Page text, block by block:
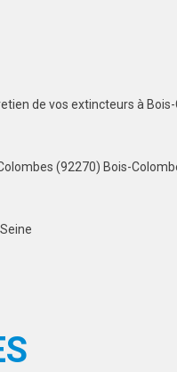
de vos extincteurs à Bois-
(92270) Bois-